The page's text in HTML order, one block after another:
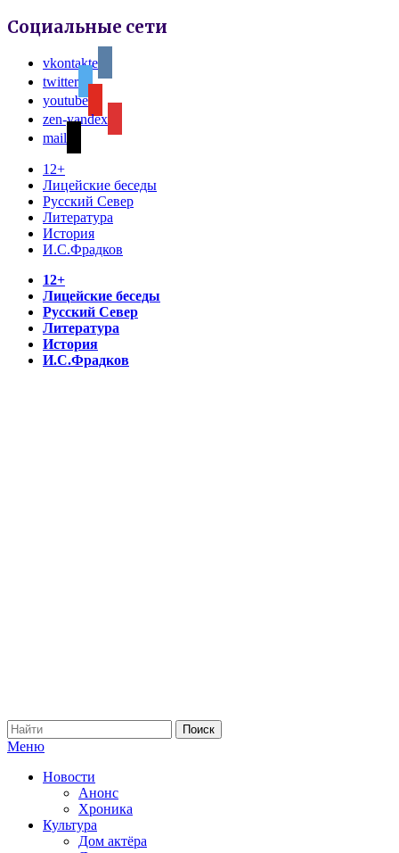
Социальные сети
vkontakte
twitter
youtube
zen-yandex
mail
12+
Лицейские беседы
Русский Север
Литература
История
И.С.Фрадков
12+
Лицейские беседы
Русский Север
Литература
История
И.С.Фрадков
Меню
Новости
Анонс
Хроника
Культура
Дом актёра